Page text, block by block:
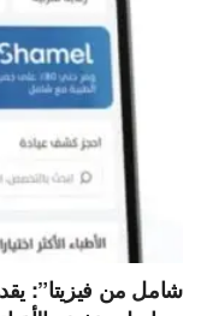
شامل من فيزيتا”: